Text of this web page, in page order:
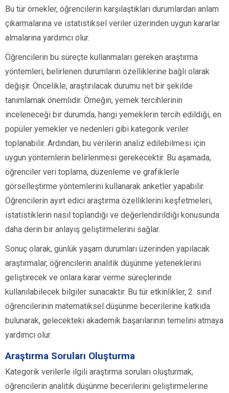
Bu tür örnekler, öğrencilerin karşılaştıkları durumlardan anlam
çıkarmalarına ve istatistiksel veriler üzerinden uygun kararlar
almalarına yardımcı olur.
Öğrencilerin bu süreçte kullanmaları gereken araştırma
yöntemleri, belirlenen durumların özelliklerine bağlı olarak
değişir. Öncelikle, araştırılacak durumu net bir şekilde
tanımlamak önemlidir. Örneğin, yemek tercihlerinin
inceleneceği bir durumda, hangi yemeklerin tercih edildiği, en
popüler yemekler ve nedenleri gibi kategorik veriler
toplanabilir. Ardından, bu verilerin analiz edilebilmesi için
uygun yöntemlerin belirlenmesi gerekecektir. Bu aşamada,
öğrenciler veri toplama, düzenleme ve grafiklerle
görselleştirme yöntemlerini kullanarak anketler yapabilir.
Öğrencilerin ayırt edici araştırma özelliklerini keşfetmeleri,
istatistiklerin nasıl toplandığı ve değerlendirildiği konusunda
daha derin bir anlayış geliştirmelerini sağlar.
Sonuç olarak, günlük yaşam durumları üzerinden yapılacak
araştırmalar, öğrencilerin analitik düşünme yeteneklerini
geliştirecek ve onlara karar verme süreçlerinde
kullanılabilecek bilgiler sunacaktır. Bu tür etkinlikler, 2. sınıf
öğrencilerinin matematiksel düşünme becerilerine katkıda
bulunarak, gelecekteki akademik başarılarının temelini atmaya
yardımcı olur.
Araştırma Soruları Oluşturma
Kategorik verilerle ilgili araştırma soruları oluşturmak,
öğrencilerin analitik düşünme becerilerini geliştirmelerine